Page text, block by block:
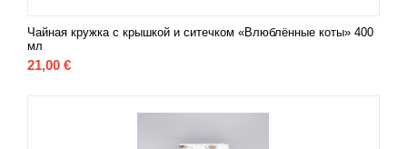
Чайная кружка с крышкой и ситечком «Влюблённые коты» 400
мл
21,00 €